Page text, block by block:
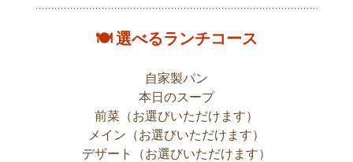
🍽 選べるランチコース
自家製パン
本日のスープ
前菜（お選びいただけます）
メイン（お選びいただけます）
デザート（お選びいただけます）